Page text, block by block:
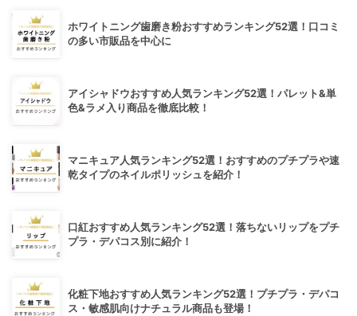
ホワイトニング歯磨き粉おすすめランキング52選！口コミ
の多い市販品を中心に
アイシャドウおすすめ人気ランキング52選！パレット&単
色&ラメ入り商品を徹底比較！
マニキュア人気ランキング52選！おすすめのプチプラや速
乾タイプのネイルポリッシュを紹介！
口紅おすすめ人気ランキング52選！落ちないリップをプチ
プラ・デパコス別に紹介！
化粧下地おすすめ人気ランキング52選！プチプラ・デパコ
ス・敏感肌向けナチュラル商品も登場！